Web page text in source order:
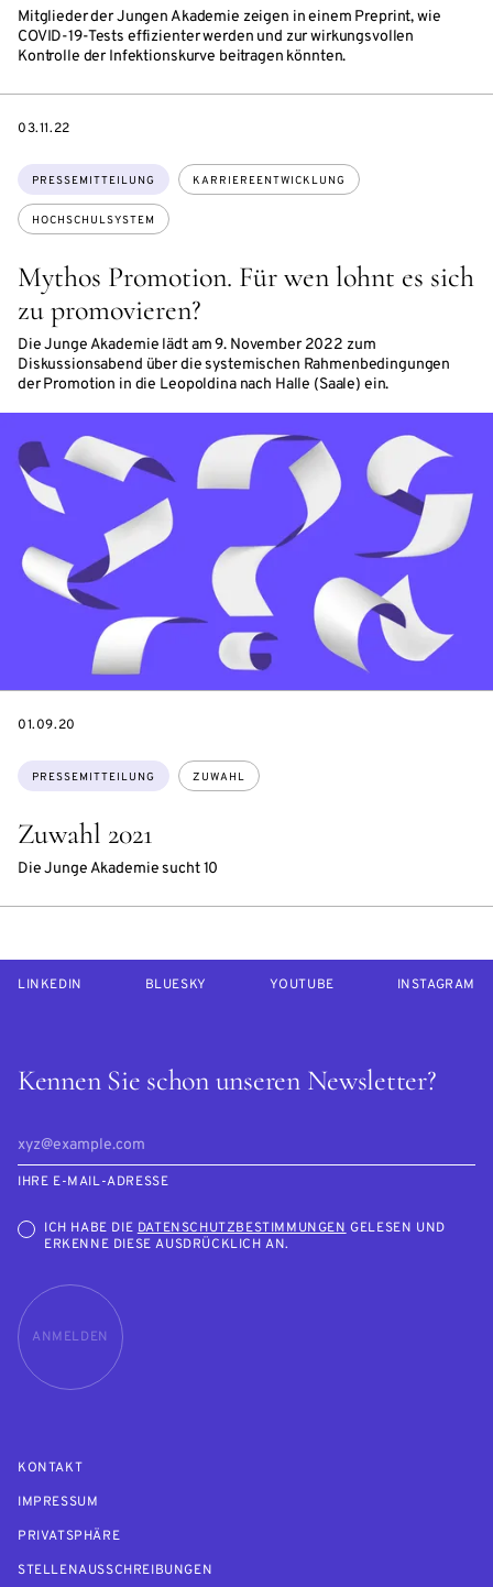
Mitglieder der Jungen Akademie zeigen in einem Preprint, wie
COVID-19-Tests effizienter werden und zur wirkungsvollen
Kontrolle der Infektionskurve beitragen könnten.
Mythos Promotion. Für wen lohnt es sich
zu promovieren?
Die Junge Akademie lädt am 9. November 2022 zum
Diskussionsabend über die systemischen Rahmenbedingungen
der Promotion in die Leopoldina nach Halle (Saale) ein.
Themen:
PRESSEMITTEILUNG KARRIEREENTWICKLUNG
HOCHSCHULSYSTEM
DATE
03.11.22
Zuwahl 2021
Die Junge Akademie sucht 10
Themen:
PRESSEMITTEILUNG ZUWAHL
DATE
01.09.20
Kennen Sie schon unseren Newsletter?
IHRE E-MAIL-ADRESSE
ICH HABE DIEDATENSCHUTZBESTIMMUNGENGELESEN UND
ERKENNE DIESE AUSDRÜCKLICH AN.
ANMELDEN
LINKEDIN BLUESKY YOUTUBE INSTAGRAM
KONTAKT
IMPRESSUM
PRIVATSPHÄRE
STELLENAUSSCHREIBUNGEN